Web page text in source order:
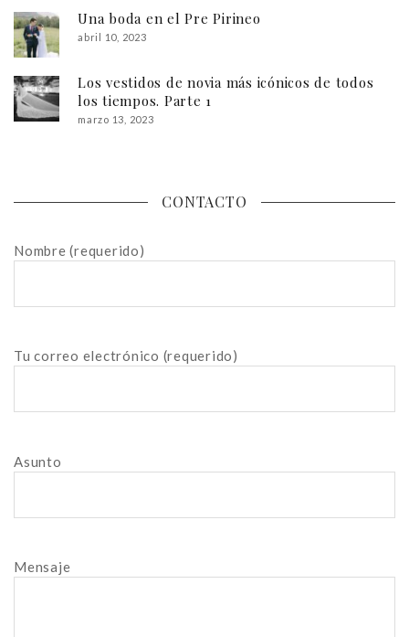
Una boda en el Pre Pirineo
abril 10, 2023
Los vestidos de novia más icónicos de todos
los tiempos. Parte 1
marzo 13, 2023
CONTACTO
Nombre (requerido)
Tu correo electrónico (requerido)
Asunto
Mensaje